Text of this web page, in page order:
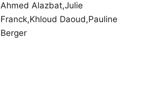
Ahmed Alazbat,Julie
Franck,Khloud Daoud,Pauline
Berger